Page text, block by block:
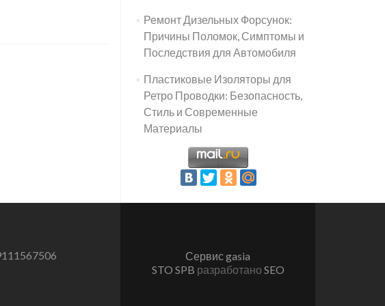
Ремонт Дизельных Форсунок:
Причины Поломок, Симптомы и
Последствия для Автомобиля
Пластиковые Изоляторы для
Ретро Проводки: Безопасность,
Стиль и Современные
Материалы
Сервис gasia
STO SPB разработано SEO